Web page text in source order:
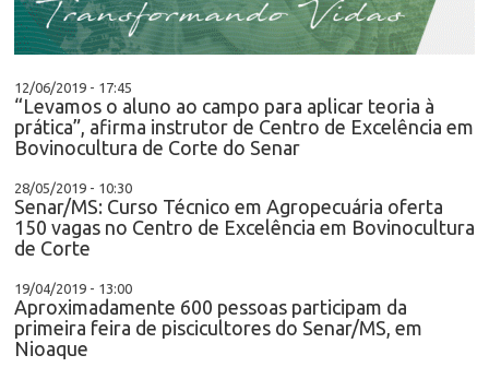
12/06/2019 - 17:45
“Levamos o aluno ao campo para aplicar teoria à
prática”, afirma instrutor de Centro de Excelência em
Bovinocultura de Corte do Senar
28/05/2019 - 10:30
Senar/MS: Curso Técnico em Agropecuária oferta
150 vagas no Centro de Excelência em Bovinocultura
de Corte
19/04/2019 - 13:00
Aproximadamente 600 pessoas participam da
primeira feira de piscicultores do Senar/MS, em
Nioaque